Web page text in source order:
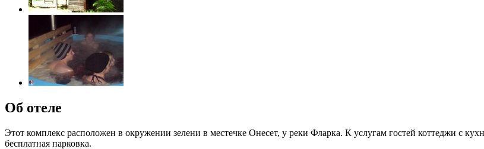
Об отеле
Этот комплекс расположен в окружении зелени в местечке Онесет, у реки Фларка. К услугам гостей коттеджи с
бесплатная парковка.